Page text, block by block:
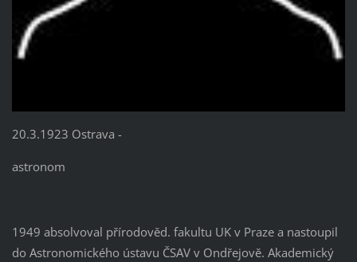
20.3.1923 Ostrava -
astronom
1949 absolvoval přírodověd. fakultu UK v Praze a nastoupil
do Astronomického ústavu ČSAV v Ondřejově. Akademický